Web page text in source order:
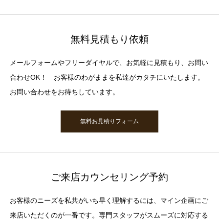
無料見積もり依頼
メールフォームやフリーダイヤルで、お気軽に見積もり、お問い
合わせOK！ お客様のわがままを私達がカタチにいたします。
お問い合わせをお待ちしています。
無料お見積りフォーム
ご来店カウンセリング予約
お客様のニーズを私共がいち早く理解するには、マイン企画にご
来店いただくのが一番です。専門スタッフがスムーズに対応する